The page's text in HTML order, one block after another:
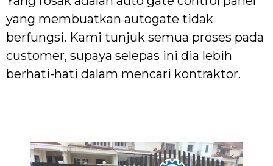
yang membuatkan autogate tidak
berfungsi. Kami tunjuk semua proses pada
customer, supaya selepas ini dia lebih
berhati-hati dalam mencari kontraktor.